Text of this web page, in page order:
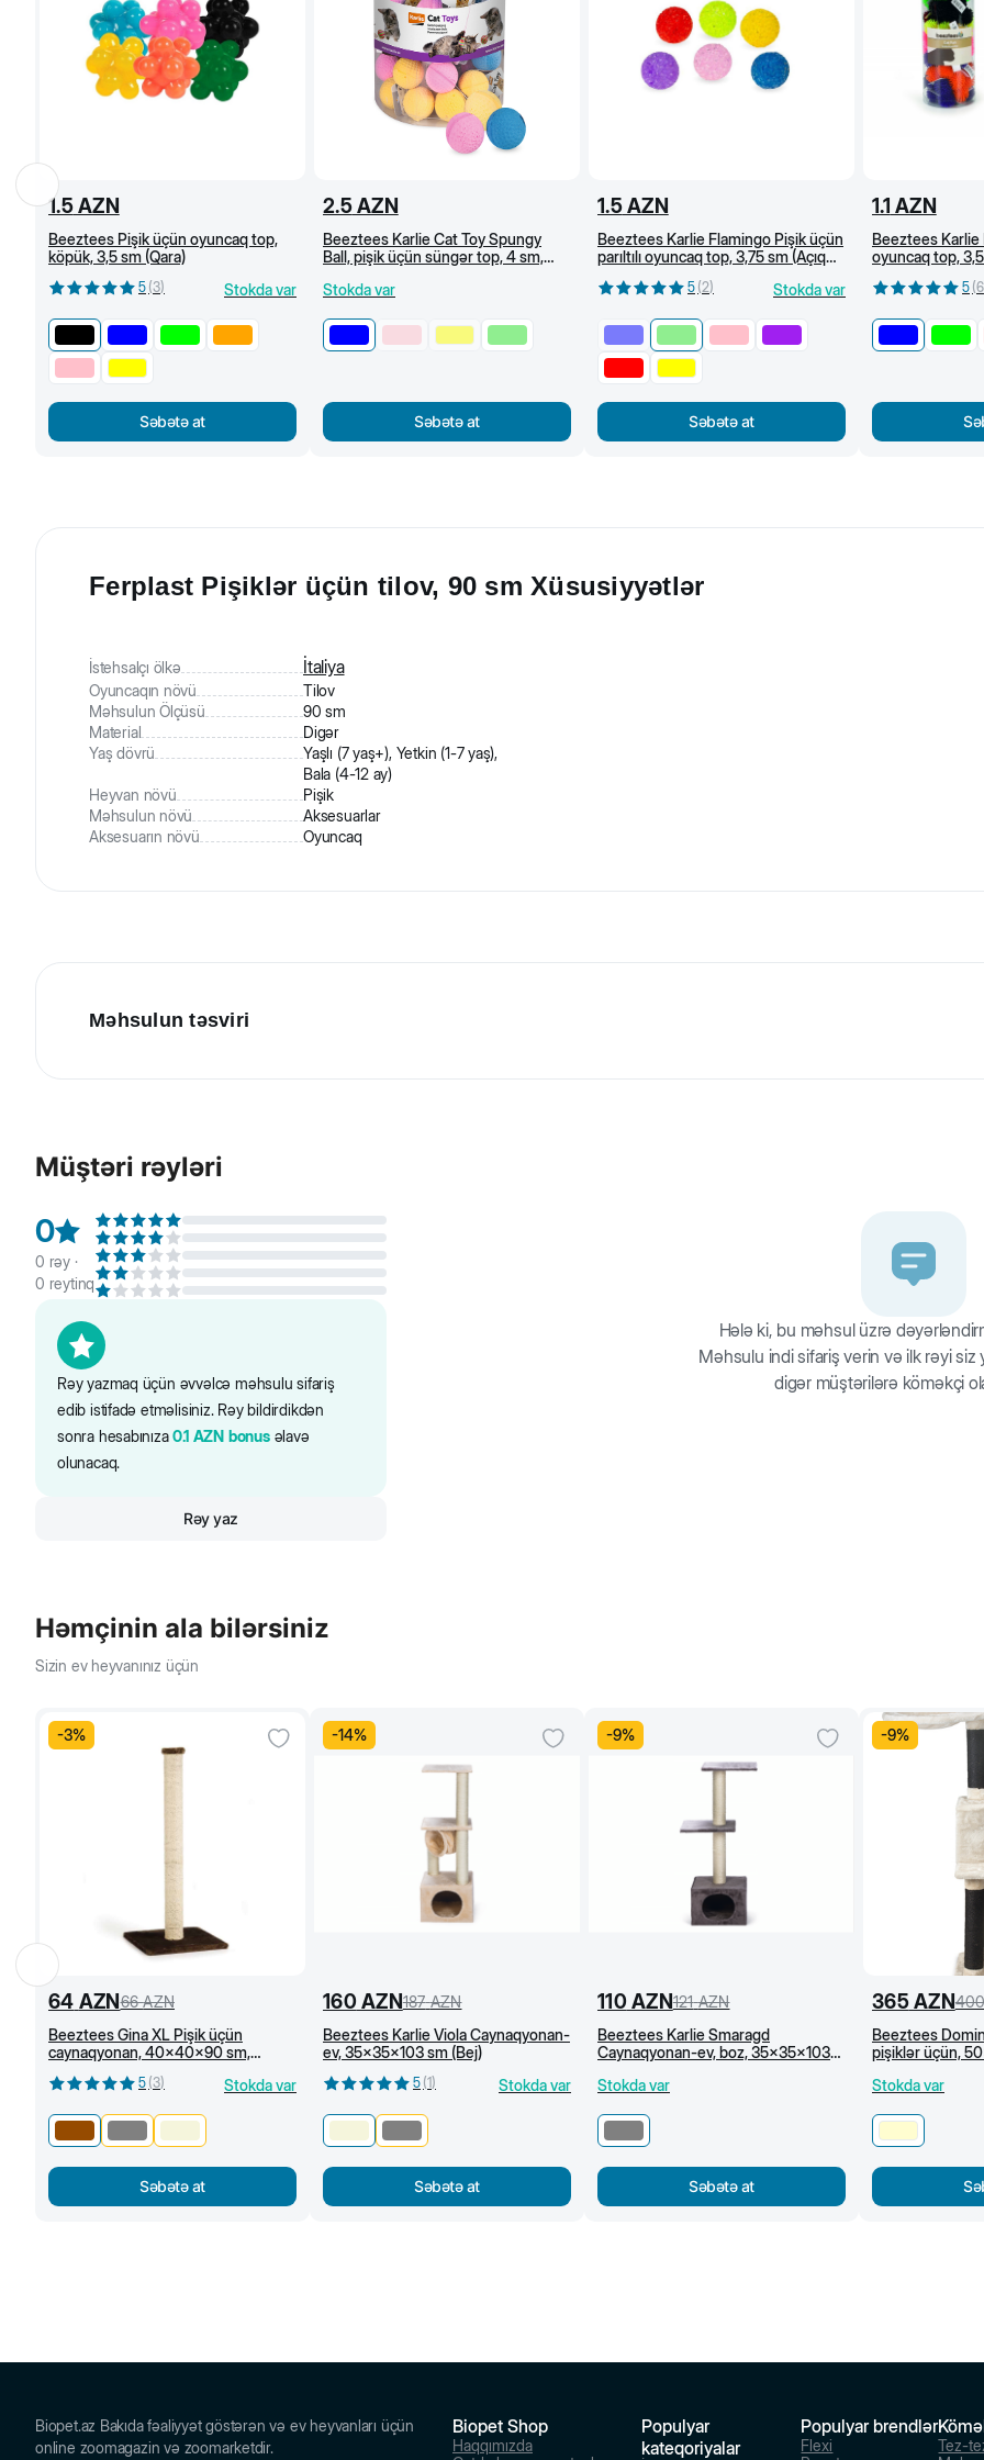
1.5 AZN
Beeztees Pişik üçün oyuncaq top,
köpük, 3,5 sm (Qara)
5 (3) Stokda var
Səbətə at
2.5 AZN
Beeztees Karlie Cat Toy Spungy
Ball, pişik üçün süngər top, 4 sm,
Stokda var
Səbətə at
1.5 AZN
Beeztees Karlie Flamingo Pişik üçün
parıltılı oyuncaq top, 3,75 sm (Açıq
5 (2) Stokda var
Səbətə at
1.1 AZN
Beeztees Karlie
oyuncaq top,
5 (6
Ferplast Pişiklər üçün tilov, 90 sm Xüsusiyyətlər
İstehsalçı ölkə İtaliya
Oyuncaqın növü
Tilov
Məhsulun Ölçüsü
90 sm
Material
Digər
Yaş dövrü
Yaşlı (7 yaş+), Yetkin (1-7 yaş),
Bala (4-12 ay)
Heyvan növü
Pişik
Məhsulun növü
Aksesuarlar
Aksesuarın növü
Oyuncaq
Məhsulun təsviri
pişiyinizi tullanmağa məcbur edə biləcəyiniz əyləncəli bir asılqana malikdir. Çox gözəldir, parlaq rənglərdə təklif olunur və
Müştəri rəyləri
0
0 rəy ·
0 reytinq
Rəy yazmaq üçün əvvəlcə məhsulu sifariş
edib istifadə etməlisiniz. Rəy bildirdikdən
sonra hesabınıza0.1 AZN bonusəlavə
olunacaq.
Rəy yaz
Hələ ki, bu məhsul üzrə
Məhsulu indi sifariş verin və ilk rəyi siz
digər müştərilərə köməkçi
Həmçinin ala bilərsiniz
Sizin ev heyvanınız üçün
-3%
64 AZN66 AZN
Beeztees Gina XL Pişik üçün
caynaqyonan, 40x40x90 sm,
5 (3) Stokda var
Səbətə at
-14%
160 AZN187 AZN
Beeztees Karlie Viola Caynaqyonan-
ev, 35x35x103 sm (Bej)
5 (1) Stokda var
Səbətə at
-9%
110 AZN121 AZN
Beeztees Karlie Smaragd
Caynaqyonan-ev, boz, 35x35x103
Stokda var
Səbətə at
-9%
365 AZN
Beeztees
pişiklər üçün,
Stokda var
Biopet.az Bakıda fəaliyyət göstərən və ev heyvanları üçün
online zoomagazin və zoomarketdir.
Biopet Shop
Haqqımızda
Populyar
kateqoriyalar
Populyar brendlər
Flexi
Tez-